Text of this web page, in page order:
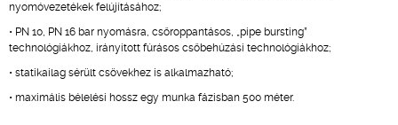
nyomóvezetékek felújításához;
• PN 10, PN 16 bar nyomásra, csőroppantásos, „pipe bursting”
technológiákhoz, irányított fúrásos csőbehúzási technológiákhoz;
• statikailag sérült csövekhez is alkalmazható;
• maximális bélelési hossz egy munka fázisban 500 méter.